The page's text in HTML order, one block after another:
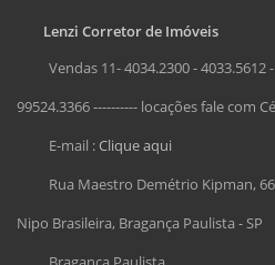
Lenzi Corretor de Imóveis
Vendas 11- 4034.2300 - 4033.5612
99524.3366 ---------- locações fale com
E-mail :Clique aqui
Rua Maestro Demétrio Kipman,
Nipo Brasileira, Bragança Paulista - SP